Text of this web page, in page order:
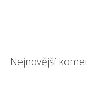
Nejnovější